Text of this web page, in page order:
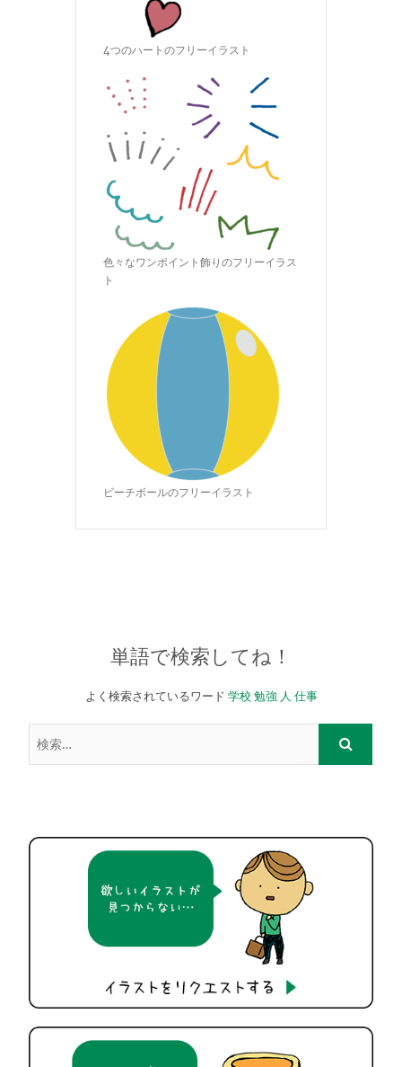
4つのハートのフリーイラスト
色々なワンポイント飾りのフリーイラス
ト
ビーチボールのフリーイラスト
単語で検索してね！
よく検索されているワード 学校 勉強 人 仕事